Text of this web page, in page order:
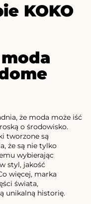
KOKO
że moda może iść
o środowisko.
tworzone są
że są nie tylko
wybierając
styl, jakość
więcej, marka
świata,
unikalną historię.